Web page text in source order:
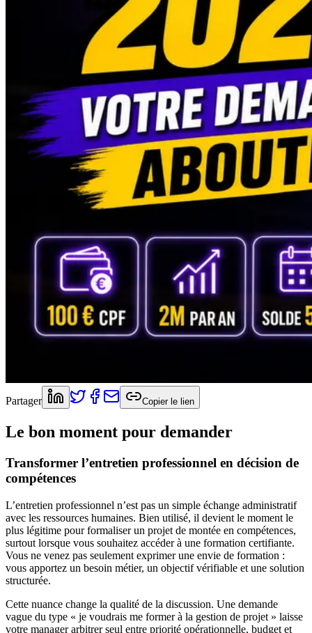
Partager Copier le lien
Le bon moment pour demander
Transformer l’entretien professionnel en décision de
compétences
L’entretien professionnel n’est pas un simple échange administratif
avec les ressources humaines. Bien utilisé, il devient le moment le
plus légitime pour formaliser un projet de montée en compétences,
surtout lorsque vous souhaitez accéder à une formation certifiante.
Vous ne venez pas seulement exprimer une envie de formation :
vous apportez un besoin métier, un objectif vérifiable et une solution
structurée.
Cette nuance change la qualité de la discussion. Une demande
vague du type « je voudrais me former à la gestion de projet » laisse
votre manager arbitrer seul entre priorité opérationnelle, budget et